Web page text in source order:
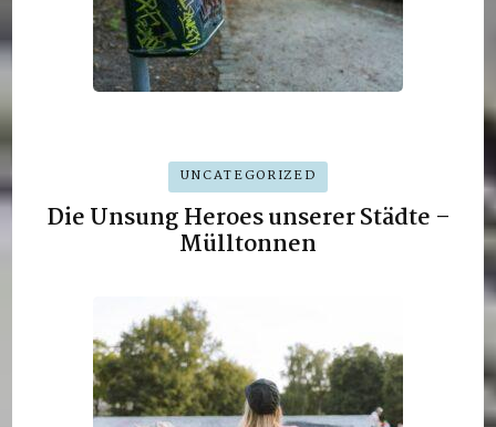
UNCATEGORIZED
Die Unsung Heroes unserer Städte –
Mülltonnen